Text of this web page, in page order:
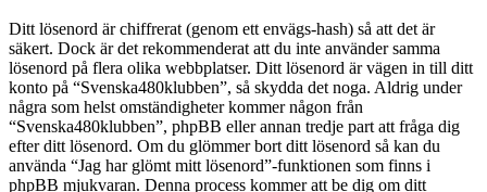
Ditt lösenord är chiffrerat (genom ett envägs-hash) så att det är
säkert. Dock är det rekommenderat att du inte använder samma
lösenord på flera olika webbplatser. Ditt lösenord är vägen in till ditt
konto på “Svenska480klubben”, så skydda det noga. Aldrig under
några som helst omständigheter kommer någon från
“Svenska480klubben”, phpBB eller annan tredje part att fråga dig
efter ditt lösenord. Om du glömmer bort ditt lösenord så kan du
använda “Jag har glömt mitt lösenord”-funktionen som finns i
phpBB mjukvaran. Denna process kommer att be dig om ditt